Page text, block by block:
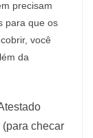
precisam
para que os
você
da
checar